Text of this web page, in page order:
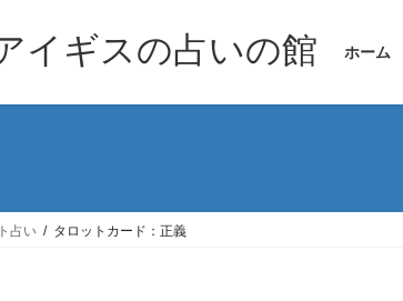
イギスの占いの館 ホーム
占い タロットカード：正義